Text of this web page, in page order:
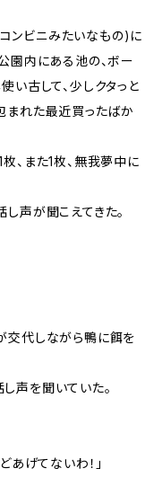
ンビニみたいなもの)に
園内にある池の、ボー
い古して、少しクタっと
まれた最近買ったばか
、また1枚、無我夢中に
声が聞こえてきた。
交代しながら鴨に餌を
声を聞いていた。
あげてないわ！」